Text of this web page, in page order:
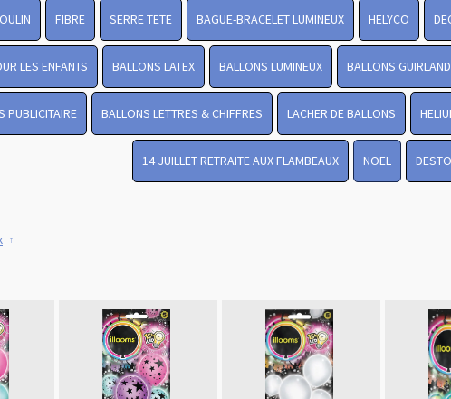
FIBRE SERRE TETE BAGUE-BRACELET LUMINEUX HELYCO
LES ENFANTS BALLONS LATEX BALLONS LUMINEUX BALLONS
PUBLICITAIRE BALLONS LETTRES & CHIFFRES LACHER DE BALLONS
14 JUILLET RETRAITE AUX FLAMBEAUX NOEL